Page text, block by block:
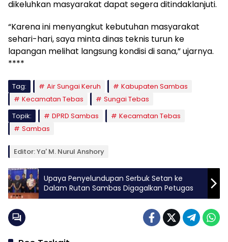
dikeluhkan masyarakat dapat segera ditindaklanjuti.
“Karena ini menyangkut kebutuhan masyarakat
sehari-hari, saya minta dinas teknis turun ke
lapangan melihat langsung kondisi di sana,” ujarnya.
****
Tag: Air Sungai Keruh
Kabupaten Sambas
Kecamatan Tebas
Sungai Tebas
Topik:
DPRD Sambas
Kecamatan Tebas
Sambas
Editor: Ya' M. Nurul Anshory
Upaya Penyelundupan Serbuk Setan ke
Dalam Rutan Sambas Digagalkan Petugas